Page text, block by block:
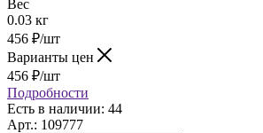
Вес
0.03 кг
456 ₽/шт
Варианты цен
456 ₽/шт
Подробности
Есть в наличии: 44
Арт.: 109777